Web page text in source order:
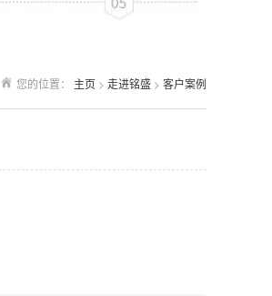
您的位置： 主页 > 走进铭盛 > 客户案例